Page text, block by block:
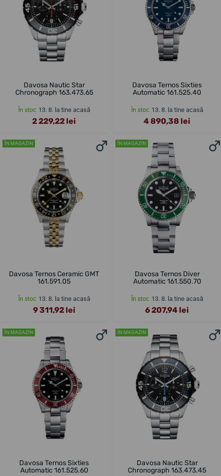
Davosa Nautic Star
Chronograph 163.473.65
În stoc 13. 8. la tine acasă
2 229,22 lei
Davosa Ternos Sixties
Automatic 161.525.40
În stoc 13. 8. la tine acasă
4 890,38 lei
ÎN MAGAZIN
Davosa Ternos Ceramic GMT
161.591.05
În stoc 13. 8. la tine acasă
9 311,92 lei
ÎN MAGAZIN
Davosa Ternos Diver
Automatic 161.550.70
În stoc 13. 8. la tine acasă
6 207,94 lei
ÎN MAGAZIN
Davosa Ternos Sixties
Automatic 161.525.60
ÎN MAGAZIN
Davosa Nautic Star
Chronograph 163.473.45